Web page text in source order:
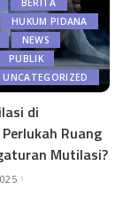
HUKUM PIDANA
NEWS
PUBLIK
UNCATEGORIZED
di
Ruang
Mutilasi?